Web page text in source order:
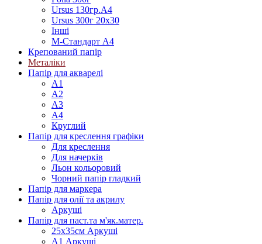
Ursus 130гр.А4
Ursus 300г 20х30
Інші
М-Стандарт А4
Крепований папір
Металіки
Папір для акварелі
А1
А2
А3
А4
Круглий
Папір для креслення графіки
Для креслення
Для начерків
Льон кольоровий
Чорний папір гладкий
Папір для маркера
Папір для олії та акрилу
Аркуші
Папір для паст.та м'як.матер.
25х35см Аркуші
А1 Аркуші